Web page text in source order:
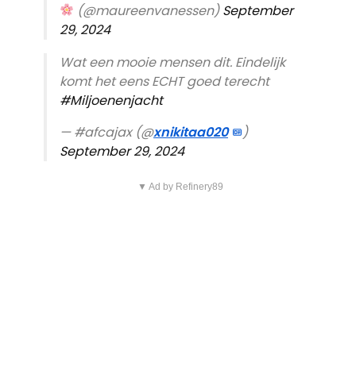
(@maureenvanessen)September
29, 2024
Wat een mooie mensen dit. Eindelijk
komt het eens ECHT goed terecht
#Miljoenenjacht
— #afcajax (@xnikitaa020
)
September 29, 2024
▼ Ad by Refinery89